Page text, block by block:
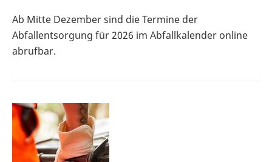
Ab Mitte Dezember sind die Termine der
Abfallentsorgung für 2026 im Abfallkalender online
abrufbar.